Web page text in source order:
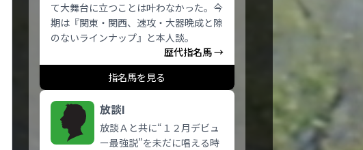
て大舞台に立つことは叶わなかった。今
期は『関東・関西、速攻・大器晩成と隙
のないラインナップ』と本人談。
歴代指名馬 →
指名馬を見る
放談I
放談Ａと共に“１２月デビュ
ー最強説”を未だに唱える時